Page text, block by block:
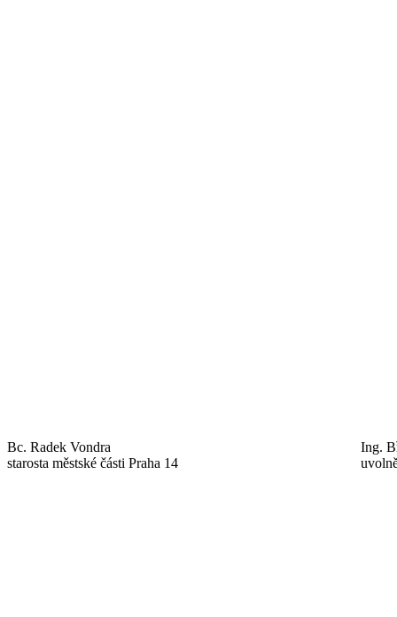
Bc. Radek Vondra
starosta městské části Praha 14
Ing.